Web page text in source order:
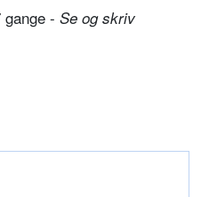
- Se og skriv